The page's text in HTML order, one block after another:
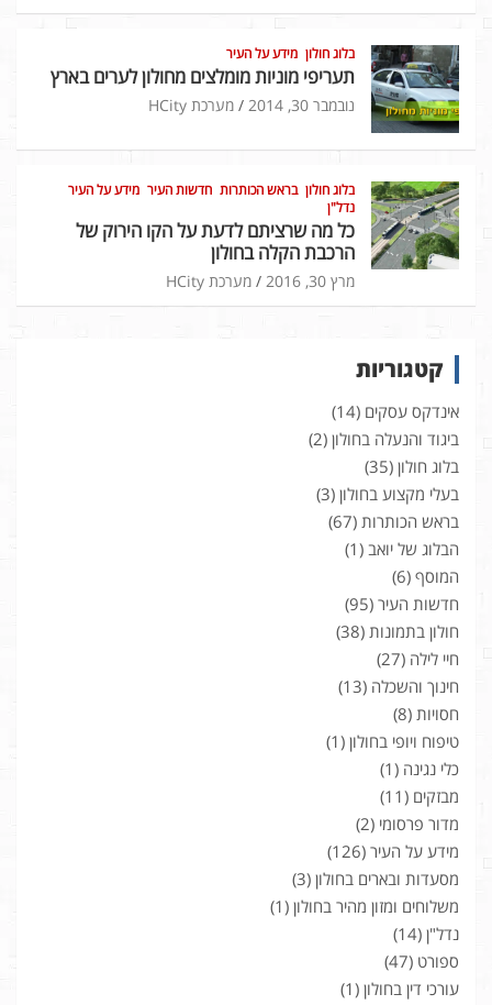
בלוג חולון מידע על העיר
תעריפי מוניות מומלצים מחולון לערים בארץ
נובמבר 30, 2014 מערכת HCity
בלוג חולון בראש הכותרות חדשות העיר מידע על העיר
נדל"ן
כל מה שרציתם לדעת על הקו הירוק של
הרכבת הקלה בחולון
מרץ 30, 2016 מערכת HCity
קטגוריות
אינדקס עסקים (14)
ביגוד והנעלה בחולון (2)
בלוג חולון (35)
בעלי מקצוע בחולון (3)
בראש הכותרות (67)
הבלוג של יואב (1)
המוסף (6)
חדשות העיר (95)
חולון בתמונות (38)
חיי לילה (27)
חינוך והשכלה (13)
חסויות (8)
טיפוח ויופי בחולון (1)
כלי נגינה (1)
מבזקים (11)
מדור פרסומי (2)
מידע על העיר (126)
מסעדות ובארים בחולון (3)
משלוחים ומזון מהיר בחולון (1)
נדל"ן (14)
ספורט (47)
עורכי דין בחולון (1)